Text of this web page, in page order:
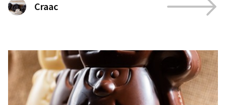
Craac